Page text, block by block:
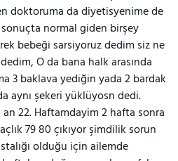
doktoruma da diyetisyenime de
sonuçta normal giden birşey
bebeği sarsiyoruz dedim siz ne
O da bana halk arasında
3 baklava yediğin yada 2 bardak
aynı şekeri yüklüyosn dedi.
an 22. Haftamdayim 2 hafta sonra
79 80 çıkıyor şimdilik sorun
olduğu için ailemde